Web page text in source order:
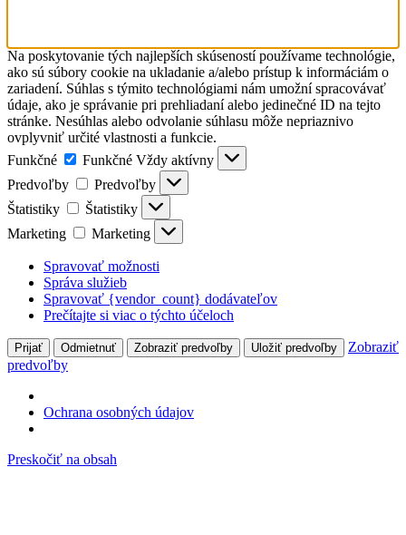
Na poskytovanie tých najlepších skúseností používame technológie,
ako sú súbory cookie na ukladanie a/alebo prístup k informáciám o
zariadení. Súhlas s týmito technológiami nám umožní spracovávať
údaje, ako je správanie pri prehliadaní alebo jedinečné ID na tejto
stránke. Nesúhlas alebo odvolanie súhlasu môže nepriaznivo
ovplyvniť určité vlastnosti a funkcie.
Funkčné
Funkčné Vždy aktívny
Predvoľby
Predvoľby
Štatistiky
Štatistiky
Marketing
Marketing
Spravovať možnosti
Správa služieb
Spravovať {vendor_count} dodávateľov
Prečítajte si viac o týchto účeloch
Prijať Odmietnuť Zobraziť predvoľby Uložiť predvoľby
Zobraziť
predvoľby
Ochrana osobných údajov
Preskočiť na obsah